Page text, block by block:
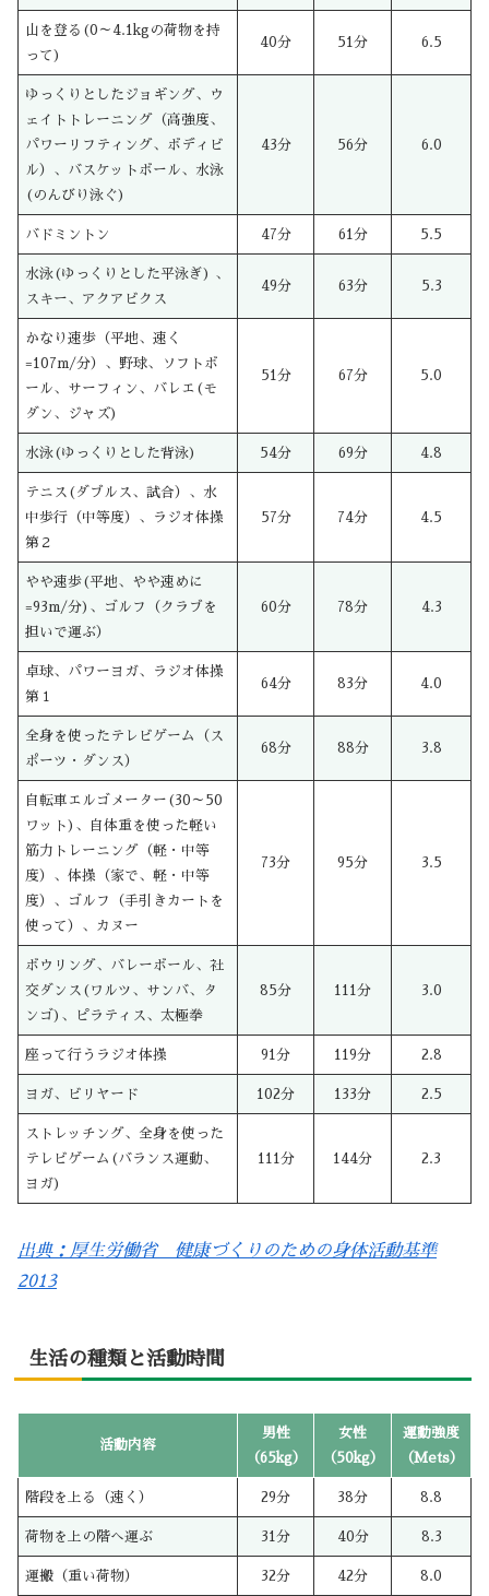
山を登る(0～4.1kgの荷物を持
って)
40分 51分 6.5
ゆっくりとしたジョギング、ウ
ェイトトレーニング（高強度、
パワーリフティング、ボディビ
ル）、バスケットボール、水泳
(のんびり泳ぐ)
43分 56分 6.0
バドミントン 47分 61分 5.5
水泳(ゆっくりとした平泳ぎ) 、
スキー、アクアビクス
49分 63分 5.3
かなり速歩（平地、速く
=107m/分）、野球、ソフトボ
ール、サーフィン、バレエ(モ
ダン、ジャズ)
51分 67分 5.0
水泳(ゆっくりとした背泳) 54分 69分 4.8
テニス(ダブルス、試合）、水
中歩行（中等度）、ラジオ体操
第２
57分 74分 4.5
やや速歩(平地、やや速めに
=93m/分)、ゴルフ（クラブを
担いで運ぶ）
60分 78分 4.3
卓球、パワーヨガ、ラジオ体操
第１
64分 83分 4.0
全身を使ったテレビゲーム（ス
ポーツ・ダンス）
68分 88分 3.8
自転車エルゴメーター(30～50
ワット)、自体重を使った軽い
筋力トレーニング（軽・中等
度）、体操（家で、軽・中等
度）、ゴルフ（手引きカートを
使って）、カヌー
73分 95分 3.5
ボウリング、バレーボール、社
交ダンス(ワルツ、サンバ、タ
ンゴ)、ピラティス、太極拳
85分 111分 3.0
座って行うラジオ体操 91分 119分 2.8
ヨガ、ビリヤード 102分 133分 2.5
ストレッチング、全身を使った
テレビゲーム(バランス運動、
ヨガ)
111分 144分 2.3
出典：厚生労働省 健康づくりのための身体活動基準
2013
生活の種類と活動時間
活動内容
男性
（65kg）
女性
（50kg）
運動強度
（Mets）
階段を上る（速く） 29分 38分 8.8
荷物を上の階へ運ぶ 31分 40分 8.3
運搬（重い荷物） 32分 42分 8.0